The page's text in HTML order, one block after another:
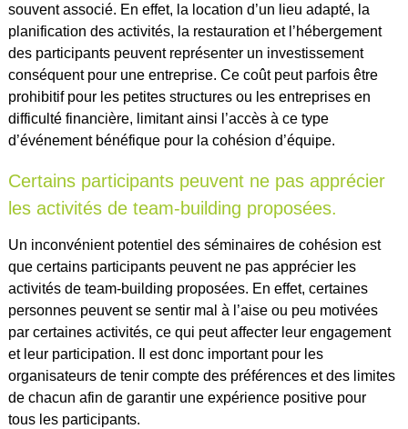
souvent associé. En effet, la location d’un lieu adapté, la
planification des activités, la restauration et l’hébergement
des participants peuvent représenter un investissement
conséquent pour une entreprise. Ce coût peut parfois être
prohibitif pour les petites structures ou les entreprises en
difficulté financière, limitant ainsi l’accès à ce type
d’événement bénéfique pour la cohésion d’équipe.
Certains participants peuvent ne pas apprécier
les activités de team-building proposées.
Un inconvénient potentiel des séminaires de cohésion est
que certains participants peuvent ne pas apprécier les
activités de team-building proposées. En effet, certaines
personnes peuvent se sentir mal à l’aise ou peu motivées
par certaines activités, ce qui peut affecter leur engagement
et leur participation. Il est donc important pour les
organisateurs de tenir compte des préférences et des limites
de chacun afin de garantir une expérience positive pour
tous les participants.